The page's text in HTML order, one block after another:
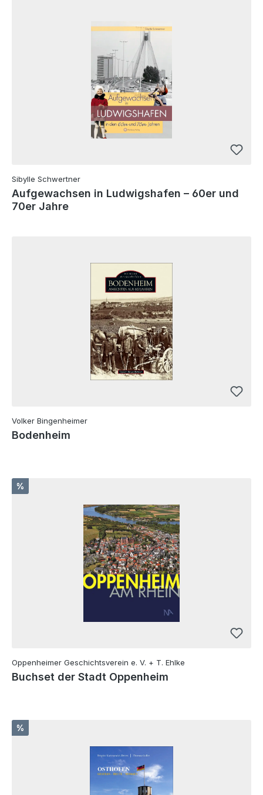
Sibylle Schwertner
Aufgewachsen in Ludwigshafen – 60er und
70er Jahre
Volker Bingenheimer
Bodenheim
Rabatt
%
Oppenheimer Geschichtsverein e. V. + T. Ehlke
Buchset der Stadt Oppenheim
Rabatt
%